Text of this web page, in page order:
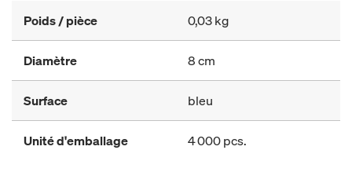
Poids / pièce 0,03 kg
Diamètre 8 cm
Surface bleu
Unité d'emballage 4 000 pcs.